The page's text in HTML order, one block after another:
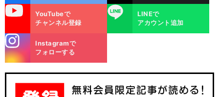
YouTubeで
チャンネル登録
LINE
LINEで
アカウント追加
m
Instagramで
フォローする